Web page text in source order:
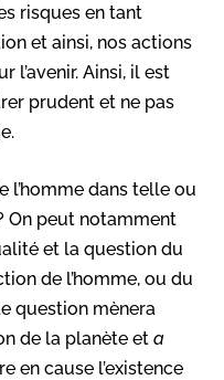
risques en tant
et ainsi, nos actions
l’avenir. Ainsi, il est
prudent et ne pas
l’homme dans telle ou
On peut notamment
et la question du
de l’homme, ou du
question mènera
de la planète et a
en cause l’existence